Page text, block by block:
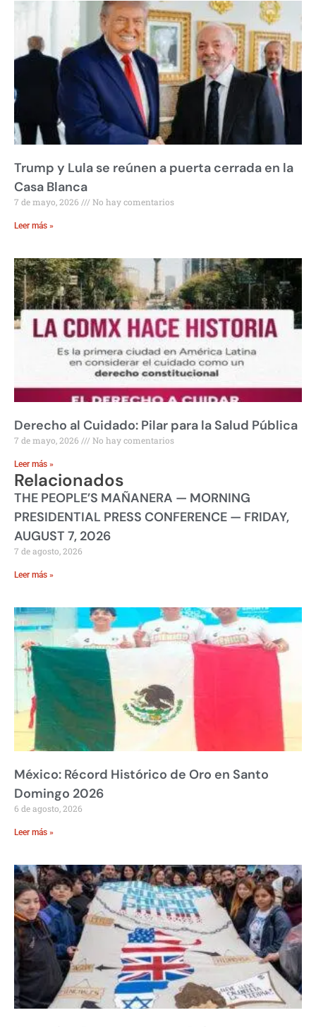
Trump y Lula se reúnen a puerta cerrada en la
Casa Blanca
7 de mayo, 2026 No hay comentarios
Leer más »
Derecho al Cuidado: Pilar para la Salud Pública
7 de mayo, 2026 No hay comentarios
Leer más »
Relacionados
THE PEOPLE’S MAÑANERA — MORNING
PRESIDENTIAL PRESS CONFERENCE — FRIDAY,
AUGUST 7, 2026
7 de agosto, 2026
Leer más »
México: Récord Histórico de Oro en Santo
Domingo 2026
6 de agosto, 2026
Leer más »